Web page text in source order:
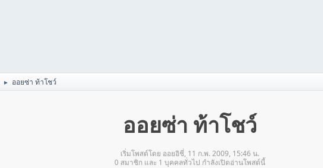
► ออยซ่า ท้าโชว์
ออยซ่า ท้าโชว์
เริ่มโพสต์โดย ออยอิชี่, 11 ก.พ. 2009, 15:46 น.
0 สมาชิก และ 1 บุคคลทั่วไป กำลังเปิดอ่านโพสต์นี้